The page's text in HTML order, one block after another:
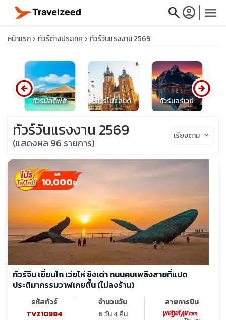
searchaccount_circle menu
close
travel_explore
calendar_month
หน้าแรก ทัวร์ต่างประเทศ ทัวร์วันแรงงาน 2569
ทัวร์มัลดีฟส์ ทัวร์โปแลนด์ ทัวร์นอร์เวย์
arrow_circle_left arrow_circle_right
ทัวร์วันแรงงาน 2569
(แสดงผล 96 รายการ)
เรียงตาม keyboard_arrow_down
10,000฿
ทัวร์จีน เยี่ยนไถ เว่ยไห่ ชิงเต่า ถนนคบเพลิงสายที่แปด
ประติมากรรมวาฬเกยตื้น (ไม่ลงร้าน)
รหัสทัวร์
TVZ10984
จำนวนวัน
6 วัน 4 คืน
สายการบิน